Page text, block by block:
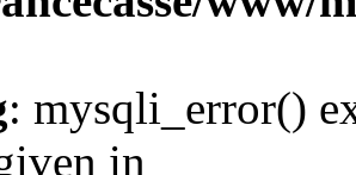
: mysqli_error()
in